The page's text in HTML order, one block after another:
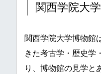
関西学院大
関西学院大学博物館
きた考古学・歴史学
り、博物館の見学と